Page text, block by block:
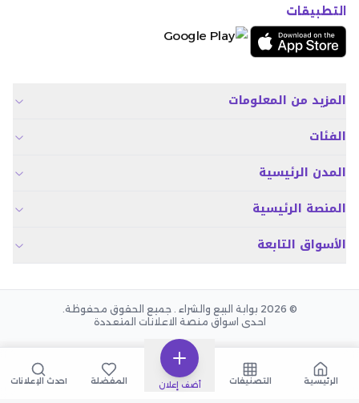
التطبيقات
المزيد من المعلومات
الفئات
المدن الرئيسية
المنصة الرئيسية
الأسواق التابعة
© 2026 بوابة البيع والشراء . جميع الحقوق محفوظة.
احدى اسواق منصة الاعلانات المتعددة
الرئيسية التصنيفات أضف إعلان المفضلة أحدث الإعلانات